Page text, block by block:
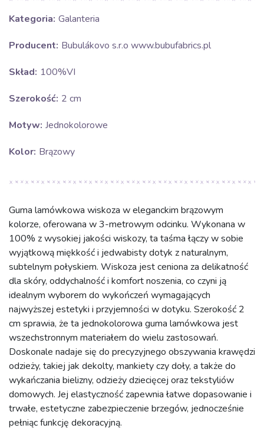
Kategoria: Galanteria
Producent: Bubulákovo s.r.o www.bubufabrics.pl
Skład: 100%VI
Szerokość: 2 cm
Motyw: Jednokolorowe
Kolor: Brązowy
Guma lamówkowa wiskoza w eleganckim brązowym
kolorze, oferowana w 3-metrowym odcinku. Wykonana w
100% z wysokiej jakości wiskozy, ta taśma łączy w sobie
wyjątkową miękkość i jedwabisty dotyk z naturalnym,
subtelnym połyskiem. Wiskoza jest ceniona za delikatność
dla skóry, oddychalność i komfort noszenia, co czyni ją
idealnym wyborem do wykończeń wymagających
najwyższej estetyki i przyjemności w dotyku. Szerokość 2
cm sprawia, że ta jednokolorowa guma lamówkowa jest
wszechstronnym materiałem do wielu zastosowań.
Doskonale nadaje się do precyzyjnego obszywania krawędzi
odzieży, takiej jak dekolty, mankiety czy doły, a także do
wykańczania bielizny, odzieży dziecięcej oraz tekstyliów
domowych. Jej elastyczność zapewnia łatwe dopasowanie i
trwałe, estetyczne zabezpieczenie brzegów, jednocześnie
pełniąc funkcję dekoracyjną.